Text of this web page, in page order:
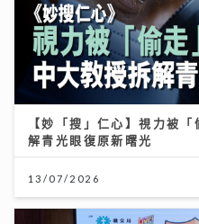
【妙「搜」仁心】視力被
解青光眼復原新曙光
13/07/2026